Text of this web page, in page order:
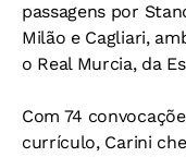
passagens por
Milão e Cagliari,
o Real Murcia, da
Com 74
currículo, Carini